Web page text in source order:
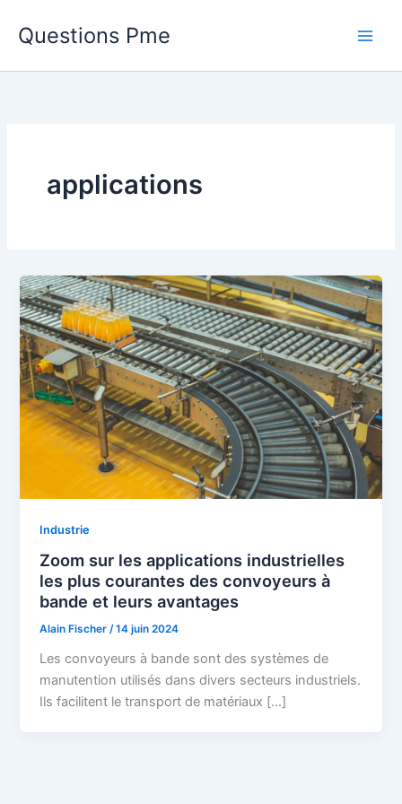
Questions Pme
applications
Industrie
Zoom sur les applications industrielles
les plus courantes des convoyeurs à
bande et leurs avantages
Alain Fischer/14 juin 2024
Les convoyeurs à bande sont des systèmes de
manutention utilisés dans divers secteurs industriels.
Ils facilitent le transport de matériaux […]